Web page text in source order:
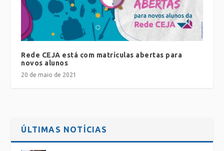
Rede CEJA está com matrículas abertas para
novos alunos
20 de maio de 2021
ÚLTIMAS NOTÍCIAS